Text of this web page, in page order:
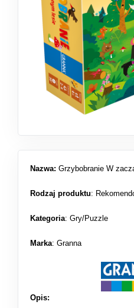
Nazwa: Grzybobranie W
Rodzaj produktu:
Kategoria: Gry/Puzzle
Marka: Granna
Opis: